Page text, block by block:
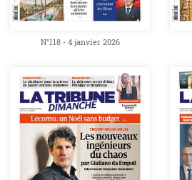
N°118 - 4 janvier 2026